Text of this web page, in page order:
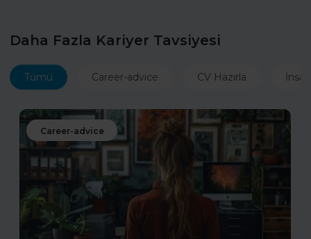
Daha Fazla Kariyer Tavsiyesi
Tümü Career-advice CV Hazırla
Career-advice